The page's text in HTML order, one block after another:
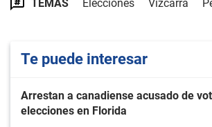
TEMAS Elecciones Vizcarra
Te puede interesar
Arrestan a canadiense acusado de
elecciones en Florida